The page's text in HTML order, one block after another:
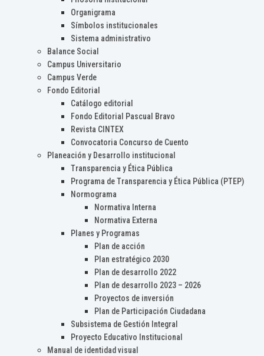
Organigrama
Símbolos institucionales
Sistema administrativo
Balance Social
Campus Universitario
Campus Verde
Fondo Editorial
Catálogo editorial
Fondo Editorial Pascual Bravo
Revista CINTEX
Convocatoria Concurso de Cuento
Planeación y Desarrollo institucional
Transparencia y Ética Pública
Programa de Transparencia y Ética Pública (PTEP)
Normograma
Normativa Interna
Normativa Externa
Planes y Programas
Plan de acción
Plan estratégico 2030
Plan de desarrollo 2022
Plan de desarrollo 2023 – 2026
Proyectos de inversión
Plan de Participación Ciudadana
Subsistema de Gestión Integral
Proyecto Educativo Institucional
Manual de identidad visual